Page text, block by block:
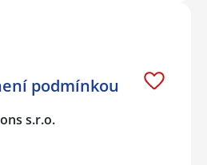
podmínkou
s.r.o.